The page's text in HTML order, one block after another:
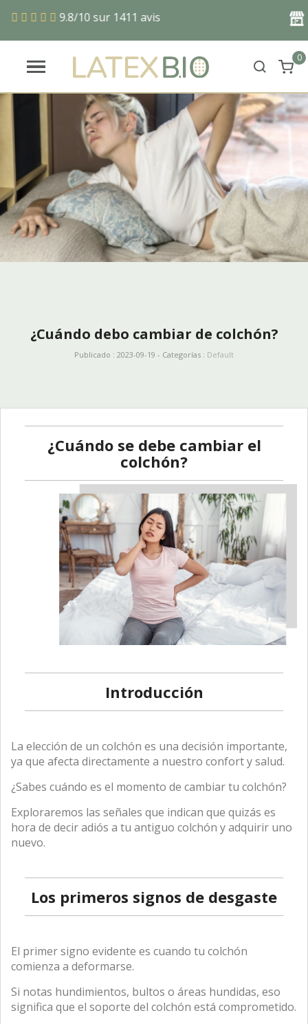
9.8/10 sur 1411 avis
0
¿Cuándo debo cambiar de colchón?
Publicado : 2023-09-19 - Categorías : Default
¿Cuándo se debe cambiar el
colchón?
Introducción
La elección de un colchón es una decisión importante,
ya que afecta directamente a nuestro confort y salud.
¿Sabes cuándo es el momento de cambiar tu colchón?
Exploraremos las señales que indican que quizás es
hora de decir adiós a tu antiguo colchón y adquirir uno
nuevo.
Los primeros signos de desgaste
El primer signo evidente es cuando tu colchón
comienza a deformarse.
Si notas hundimientos, bultos o áreas hundidas, eso
significa que el soporte del colchón está comprometido.